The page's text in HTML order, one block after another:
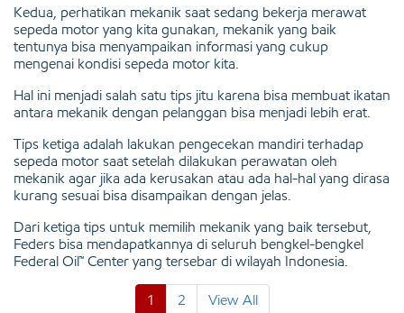
Kedua, perhatikan mekanik saat sedang bekerja merawat
sepeda motor yang kita gunakan, mekanik yang baik
tentunya bisa menyampaikan informasi yang cukup
mengenai kondisi sepeda motor kita.
Hal ini menjadi salah satu tips jitu karena bisa membuat ikatan
antara mekanik dengan pelanggan bisa menjadi lebih erat.
Tips ketiga adalah lakukan pengecekan mandiri terhadap
sepeda motor saat setelah dilakukan perawatan oleh
mekanik agar jika ada kerusakan atau ada hal-hal yang dirasa
kurang sesuai bisa disampaikan dengan jelas.
Dari ketiga tips untuk memilih mekanik yang baik tersebut,
Feders bisa mendapatkannya di seluruh bengkel-bengkel
Federal Oil™ Center yang tersebar di wilayah Indonesia.
1 2 View All